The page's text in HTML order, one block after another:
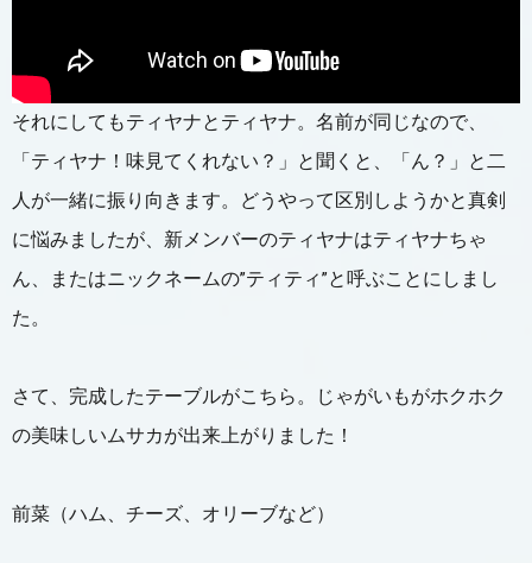
それにしてもティヤナとティヤナ。名前が同じなので、
「ティヤナ！味見てくれない？」と聞くと、「ん？」と二
人が一緒に振り向きます。どうやって区別しようかと真剣
に悩みましたが、新メンバーのティヤナはティヤナちゃ
ん、またはニックネームの”ティティ”と呼ぶことにしまし
た。
さて、完成したテーブルがこちら。じゃがいもがホクホク
の美味しいムサカが出来上がりました！
前菜（ハム、チーズ、オリーブなど）